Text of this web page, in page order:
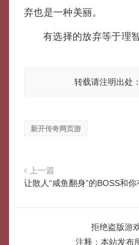
弃也是一种美丽。
有选择的放弃等于理
转载请注明出处：
新开传奇网页游
上一篇
让散人“咸鱼翻身”的BOSS和
拒绝盗版游
注释：本站发布